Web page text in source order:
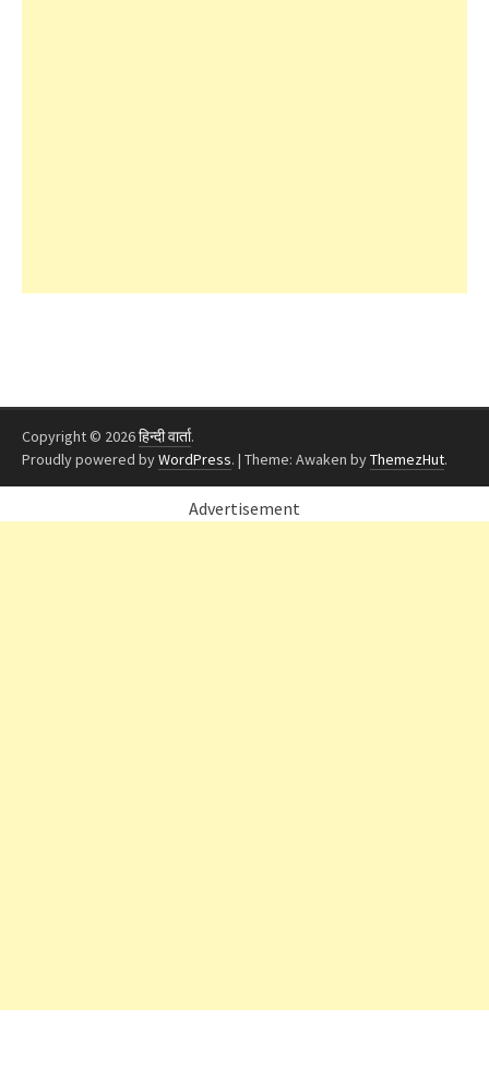
Copyright © 2026हिन्दी वार्ता.
Proudly powered byWordPress. | Theme: Awaken byThemezHut.
Advertisement